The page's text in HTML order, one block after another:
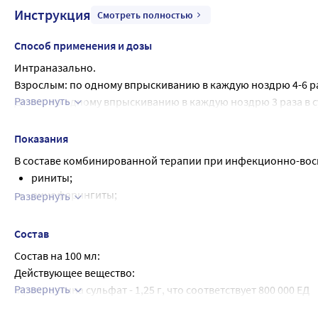
Инструкция Смотреть полностью
Способ применения и дозы
Интраназально.
Взрослым: по одному впрыскиванию в каждую ноздрю 4-6
Детям: по одному впрыскиванию в каждую ноздрю 3 раза в
Развернуть
Показания
В составе комбинированной терапии при инфекционно-
риниты;
ринофарингиты;
вмешательств.
Развернуть
Состав
Состав на 100 мл:
Действующее вещество:
Фрамицетина сульфат - 1,25 г, что соответствует 800 000 ЕД
Развернуть